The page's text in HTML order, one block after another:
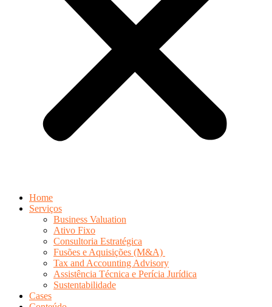
Home
Serviços
Business Valuation
Ativo Fixo
Consultoria Estratégica
Fusões e Aquisições (M&A)
Tax and Accounting Advisory
Assistência Técnica e Perícia Jurídica
Sustentabilidade
Cases